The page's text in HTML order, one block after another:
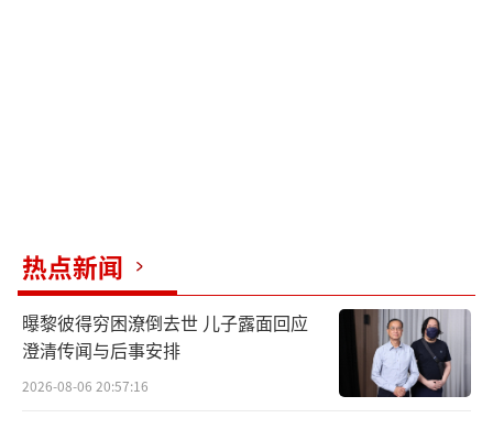
热点新闻
曝黎彼得穷困潦倒去世 儿子露面回应
澄清传闻与后事安排
2026-08-06 20:57:16